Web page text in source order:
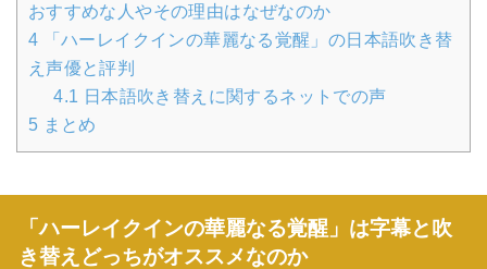
おすすめな人やその理由はなぜなのか
4 「ハーレイクインの華麗なる覚醒」の日本語吹き替
え声優と評判
4.1 日本語吹き替えに関するネットでの声
5 まとめ
「ハーレイクインの華麗なる覚醒」は字幕と吹
き替えどっちがオススメなのか